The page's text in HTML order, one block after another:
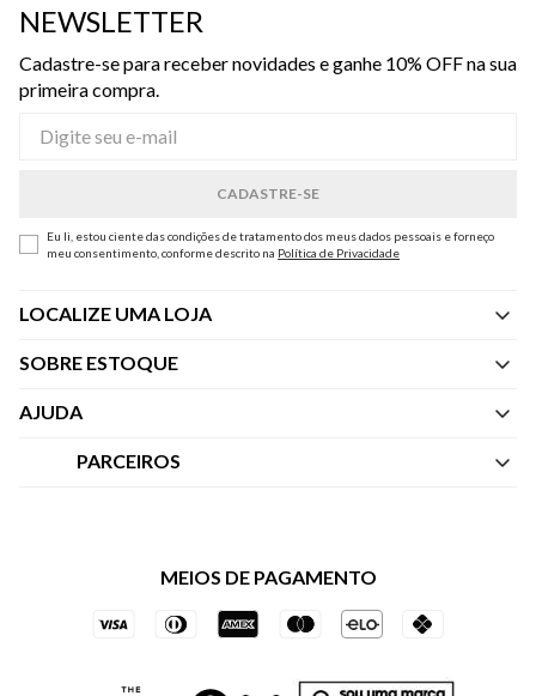
NEWSLETTER
Cadastre-se para receber novidades e ganhe 10% OFF na sua
primeira compra.
Eu li, estou ciente das condições de tratamento dos meus dados pessoais e forneço
meu consentimento, conforme descrito na Política de Privacidade
LOCALIZE UMA LOJA
SOBRE ESTOQUE
Quem Somos
AJUDA
Central de Atendimento
Trocas e Devoluções
PARCEIROS
Vai de Visa
Azul Fidelidade
MEIOS DE PAGAMENTO